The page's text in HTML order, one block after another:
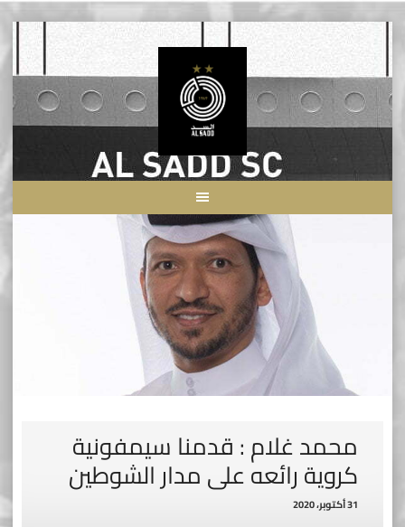
content
محمد غلام : قدمنا سيمفونية
كروية رائعه على مدار الشوطين
31 أكتوبر، 2020